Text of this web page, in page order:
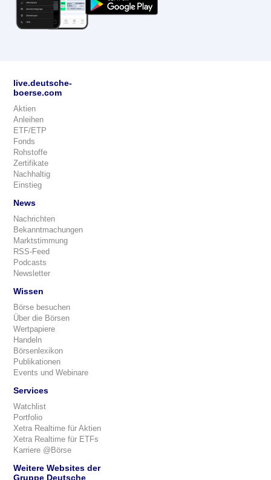
live.deutsche-
boerse.com
Aktien
Anleihen
ETF/ETP
Fonds
Rohstoffe
Zertifikate
Nachhaltig
Einstieg
News
Nachrichten
Bekanntmachungen
Marktstimmung
RSS-Feed
Podcasts
Newsletter
Wissen
Börse besuchen
Über die Börsen
Wertpapiere
Handeln
Börsenlexikon
Publikationen
Events und Webinare
Services
Watchlist
Portfolio
Xetra Realtime für Aktien
Xetra Realtime für ETFs
Karriere @Börse
Weitere Websites der
Gruppe Deutsche